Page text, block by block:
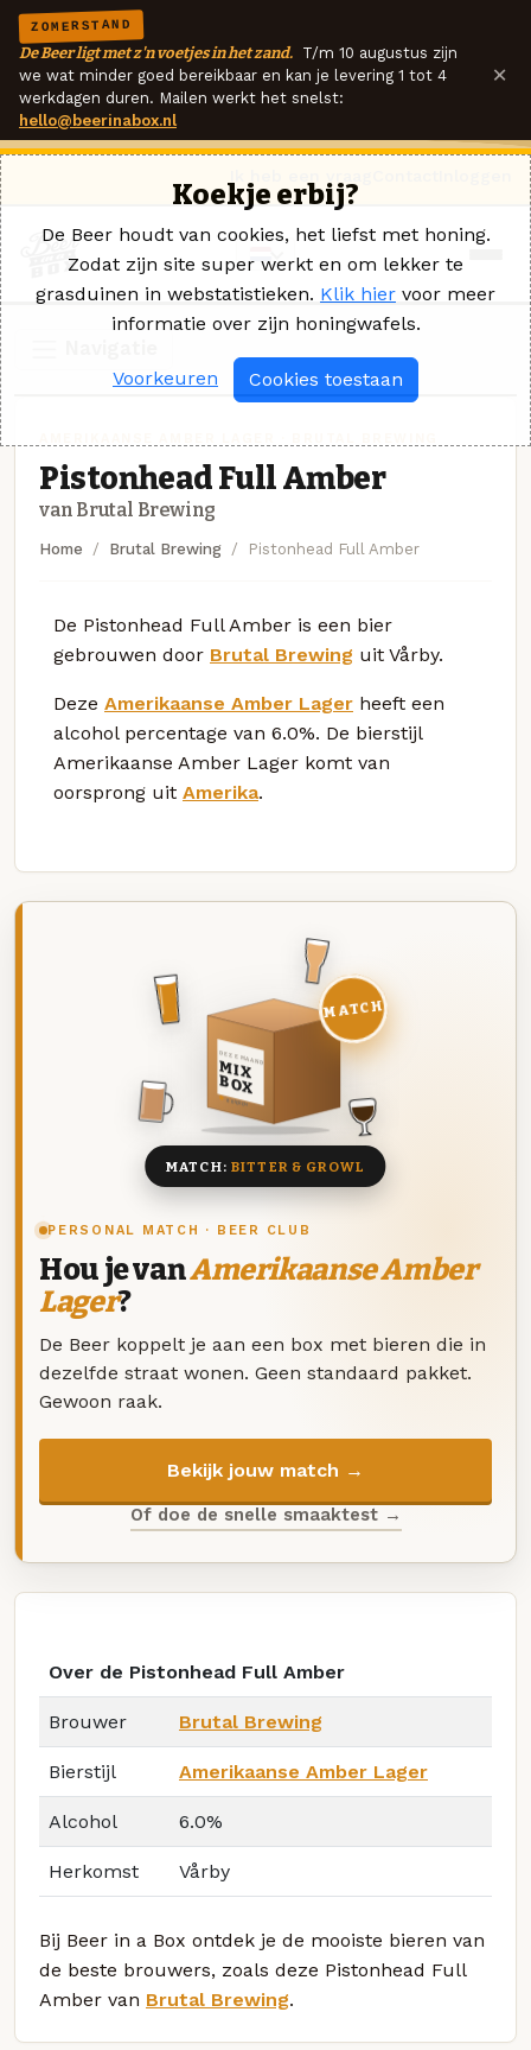
ZOMERSTAND
De Beer ligt met z'n voetjes in het zand. T/m 10 augustus zijn
we wat minder goed bereikbaar en kan je levering 1 tot 4
werkdagen duren. Mailen werkt het snelst:
hello@beerinabox.nl
×
Pistonhead Full Amber
van Brutal Brewing
Home Brutal Brewing Pistonhead Full Amber
De Pistonhead Full Amber is een bier
gebrouwen door Brutal Brewing uit Vårby.
Deze Amerikaanse Amber Lager heeft een
alcohol percentage van 6.0%. De bierstijl
Amerikaanse Amber Lager komt van
oorsprong uit Amerika.
PERSONAL MATCH · BEER CLUB
Hou je vanAmerikaanse Amber
Lager?
De Beer koppelt je aan een box met bieren die in
dezelfde straat wonen. Geen standaard pakket.
Gewoon raak.
Bekijk jouw match →
Of doe de snelle smaaktest →
DEZE MAAND
MIX
BOX
8 BIEREN
MATCH
MATCH: BITTER & GROWL
Over de Pistonhead Full Amber
Brouwer Brutal Brewing
Bierstijl Amerikaanse Amber Lager
Alcohol 6.0%
Herkomst Vårby
Bij Beer in a Box ontdek je de mooiste bieren van
de beste brouwers, zoals deze Pistonhead Full
Amber van Brutal Brewing.
Koekje erbij?
De Beer houdt van cookies, het liefst met honing.
Zodat zijn site super werkt en om lekker te
grasduinen in webstatistieken. Klik hier voor meer
informatie over zijn honingwafels.
Voorkeuren Cookies toestaan